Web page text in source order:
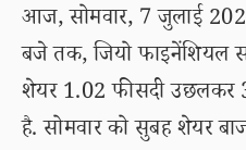
आज, सोमवार, 7 जुलाई
बजे तक, जियो फाइनेंशियल
शेयर 1.02 फीसदी उछलकर
है. सोमवार को सुबह शेयर